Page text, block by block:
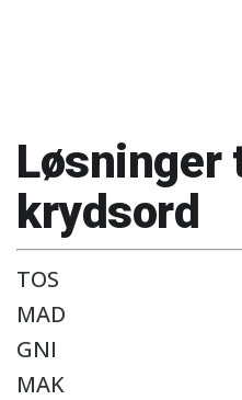
Løsninger
krydsord
TOS
MAD
GNI
MAK